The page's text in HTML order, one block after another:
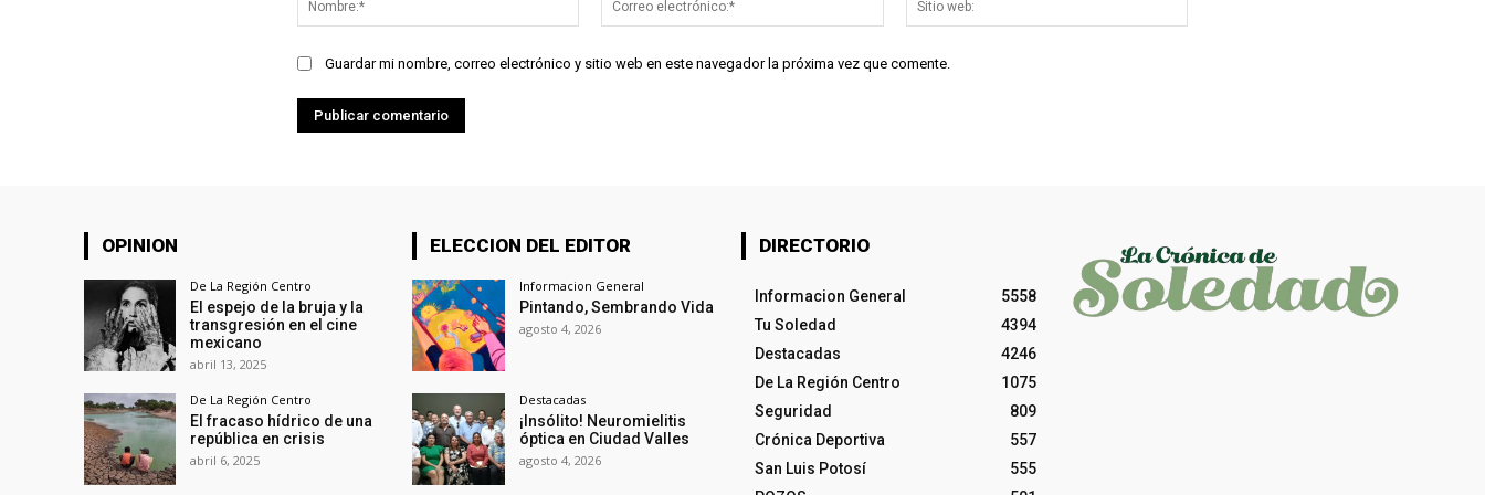
electrónico:*
web:
Guardar mi nombre, correo electrónico y sitio web en este navegador la próxima vez que comente.
OPINION
De La Región Centro
El espejo de la bruja y la
transgresión en el cine
mexicano
abril 13, 2025
De La Región Centro
El fracaso hídrico de una
república en crisis
abril 6, 2025
ELECCION DEL EDITOR
Informacion General
Pintando, Sembrando Vida
agosto 4, 2026
Destacadas
¡Insólito! Neuromielitis
óptica en Ciudad Valles
agosto 4, 2026
DIRECTORIO
Informacion General
5558
Tu Soledad
4394
Destacadas
4246
De La Región Centro
1075
Seguridad
809
Crónica Deportiva
557
San Luis Potosí
555